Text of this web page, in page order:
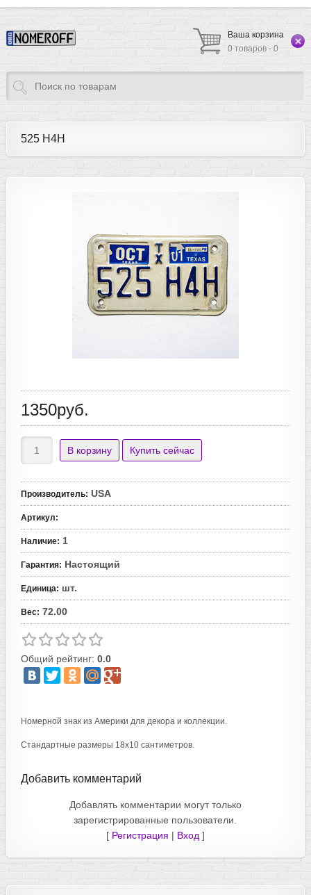
Ваша корзина
0 товаров - 0
525 H4H
1350руб.
Производитель: USA
Артикул:
Наличие: 1
Гарантия: Настоящий
Единица: шт.
Вес: 72.00
Общий рейтинг: 0.0
Номерной знак из Америки для декора и коллекции.
Стандартные размеры 18х10 сантиметров.
Добавить комментарий
Добавлять комментарии могут только
зарегистрированные пользователи.
[ Регистрация | Вход ]